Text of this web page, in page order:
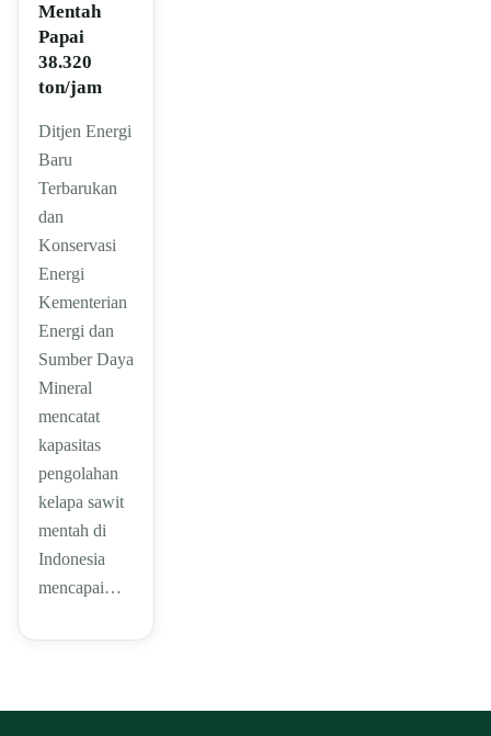
Mentah
Papai
38.320
ton/jam
Ditjen Energi
Baru
Terbarukan
dan
Konservasi
Energi
Kementerian
Energi dan
Sumber Daya
Mineral
mencatat
kapasitas
pengolahan
kelapa sawit
mentah di
Indonesia
mencapai…